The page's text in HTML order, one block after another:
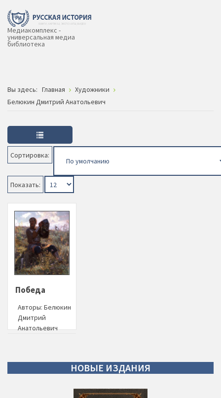
Медиакомплекс -
универсальная медиа
библиотека
Вы здесь: Главная
Художники
Белюкин Дмитрий Анатольевич
Сортировка:
Показать:
Победа
Авторы: Белюкин
Дмитрий
Анатольевич
НОВЫЕ ИЗДАНИЯ